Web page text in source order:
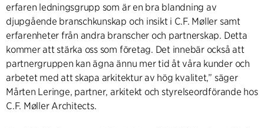
erfaren ledningsgrupp som är en bra blandning av
djupgående branschkunskap och insikt i C.F. Møller samt
erfarenheter från andra branscher och partnerskap. Detta
kommer att stärka oss som företag. Det innebär också att
partnergruppen kan ägna ännu mer tid åt våra kunder och
arbetet med att skapa arkitektur av hög kvalitet,” säger
Mårten Leringe, partner, arkitekt och styrelseordförande hos
C.F. Møller Architects.